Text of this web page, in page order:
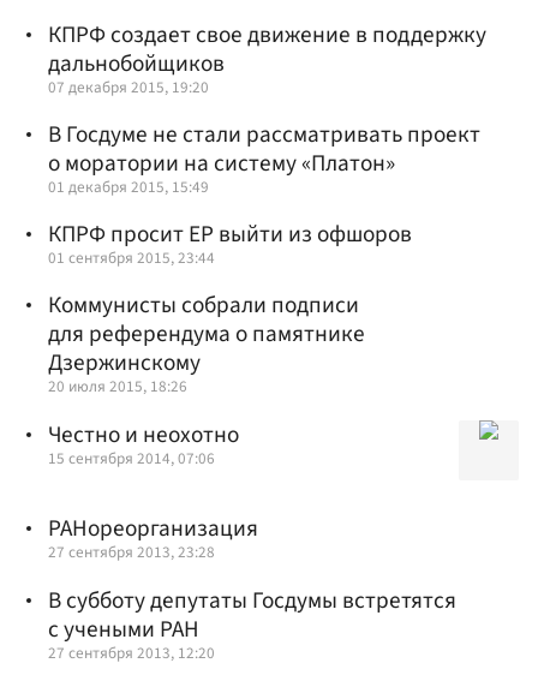
КПРФ создает свое движение в поддержку
дальнобойщиков
07 декабря 2015, 19:20
В Госдуме не стали рассматривать проект
о моратории на систему «Платон»
01 декабря 2015, 15:49
КПРФ просит ЕР выйти из офшоров
01 сентября 2015, 23:44
Коммунисты собрали подписи
для референдума о памятнике
Дзержинскому
20 июля 2015, 18:26
Честно и неохотно
15 сентября 2014, 07:06
РАНореорганизация
27 сентября 2013, 23:28
В субботу депутаты Госдумы встретятся
с учеными РАН
27 сентября 2013, 12:20